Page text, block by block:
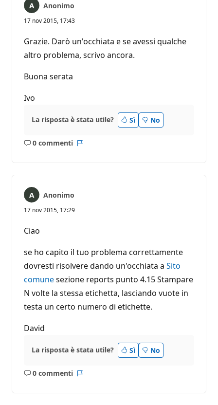
Anonimo
17 nov 2015, 17:43
Grazie. Darò un'occhiata e se avessi qualche
altro problema, scrivo ancora.
Buona serata
Ivo
La risposta è stata utile? Sì No
0 commenti
Nessun
Anonimo
17 nov 2015, 17:29
Ciao
se ho capito il tuo problema correttamente
dovresti risolvere dando un'occhiata a Sito
comunesezione reports punto 4.15 Stampare
N volte la stessa etichetta, lasciando vuote in
testa un certo numero di etichette.
David
La risposta è stata utile? Sì No
0 commenti
Nessun